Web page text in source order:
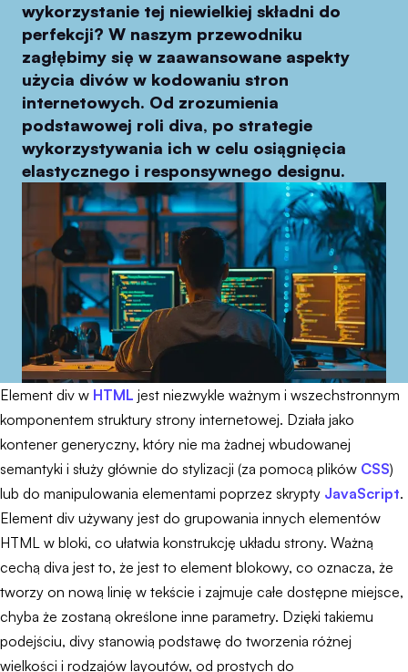
wykorzystanie tej niewielkiej składni do
perfekcji? W naszym przewodniku
zagłębimy się w zaawansowane aspekty
użycia divów w kodowaniu stron
internetowych. Od zrozumienia
podstawowej roli diva, po strategie
wykorzystywania ich w celu osiągnięcia
elastycznego i responsywnego designu.
Element div w HTML jest niezwykle ważnym i wszechstronnym
komponentem struktury strony internetowej. Działa jako
kontener generyczny, który nie ma żadnej wbudowanej
semantyki i służy głównie do stylizacji (za pomocą plików CSS)
lub do manipulowania elementami poprzez skrypty JavaScript.
Element div używany jest do grupowania innych elementów
HTML w bloki, co ułatwia konstrukcję układu strony. Ważną
cechą diva jest to, że jest to element blokowy, co oznacza, że
tworzy on nową linię w tekście i zajmuje całe dostępne miejsce,
chyba że zostaną określone inne parametry. Dzięki takiemu
podejściu, divy stanowią podstawę do tworzenia różnej
wielkości i rodzajów layoutów, od prostych do